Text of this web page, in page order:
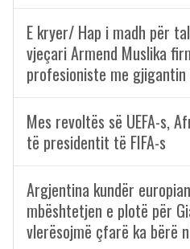
E kryer/ Hap i madh për
vjeçari Armend Muslika
profesioniste me gjigantin
Mes revoltës së UEFA-s,
të presidentit të FIFA-s
Argjentina kundër
mbështetjen e plotë për
vlerësojmë çfarë ka bërë